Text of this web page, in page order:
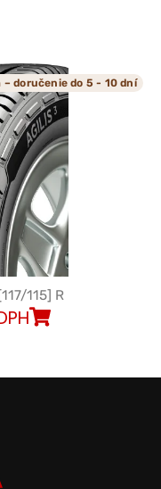
– doručenie do 5 - 10 dní
115] R